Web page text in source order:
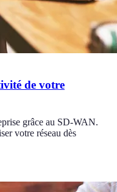
de votre
grâce au SD-WAN.
votre réseau dès